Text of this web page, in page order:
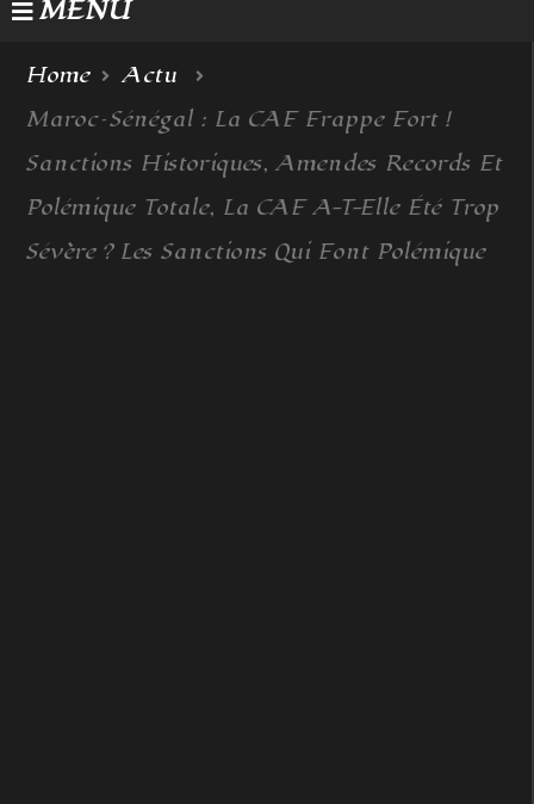
MENU
Home
Actu
Maroc–Sénégal : La CAF Frappe Fort !
Sanctions Historiques, Amendes Records Et
Polémique Totale, La CAF A-T-Elle Été Trop
Sévère ? Les Sanctions Qui Font Polémique